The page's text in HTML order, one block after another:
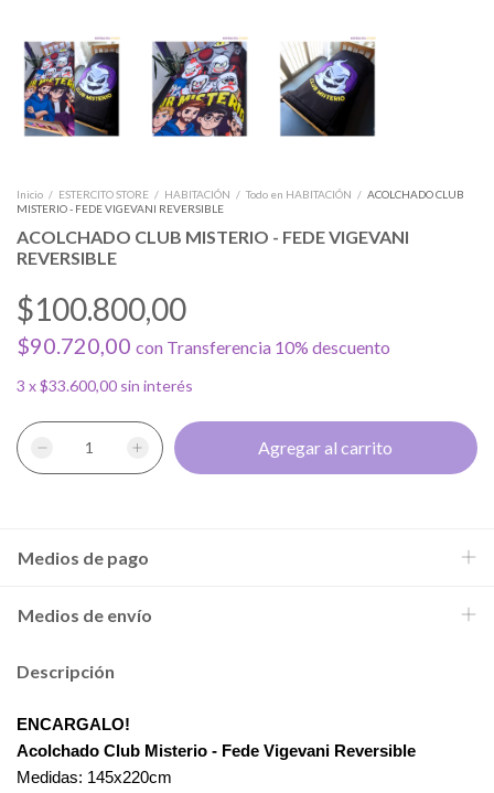
Inicio / ESTERCITO STORE / HABITACIÓN / Todo en HABITACIÓN / ACOLCHADO CLUB
MISTERIO - FEDE VIGEVANI REVERSIBLE
ACOLCHADO CLUB MISTERIO - FEDE VIGEVANI
REVERSIBLE
$100.800,00
$90.720,00 con Transferencia 10% descuento
3 x$33.600,00 sin interés
Medios de pago
Medios de envío
Descripción
ENCARGALO!
Acolchado Club Misterio - Fede Vigevani Reversible
Medidas: 145x220cm